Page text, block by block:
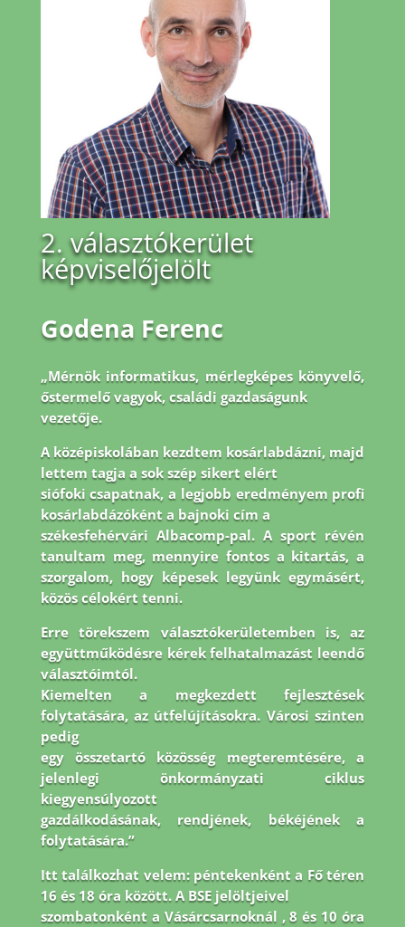
2. választókerület
képviselőjelölt
Godena Ferenc
„Mérnök informatikus, mérlegképes könyvelő,
őstermelő vagyok, családi gazdaságunk
vezetője.
A középiskolában kezdtem kosárlabdázni, majd
lettem tagja a sok szép sikert elért
siófoki csapatnak, a legjobb eredményem profi
kosárlabdázóként a bajnoki cím a
székesfehérvári Albacomp-pal. A sport révén
tanultam meg, mennyire fontos a kitartás, a
szorgalom, hogy képesek legyünk egymásért,
közös célokért tenni.
Erre törekszem választókerületemben is, az
együttműködésre kérek felhatalmazást leendő
választóimtól.
Kiemelten a megkezdett fejlesztések
folytatására, az útfelújításokra. Városi szinten
pedig
egy összetartó közösség megteremtésére, a
jelenlegi önkormányzati ciklus
kiegyensúlyozott
gazdálkodásának, rendjének, békéjének a
folytatására.”
Itt találkozhat velem: péntekenként a Fő téren
16 és 18 óra között. A BSE jelöltjeivel
szombatonként a Vásárcsarnoknál , 8 és 10 óra